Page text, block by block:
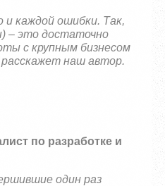
и каждой ошибки. Так,
– это достаточно
с крупным бизнесом
наш автор.
по разработке и
один раз